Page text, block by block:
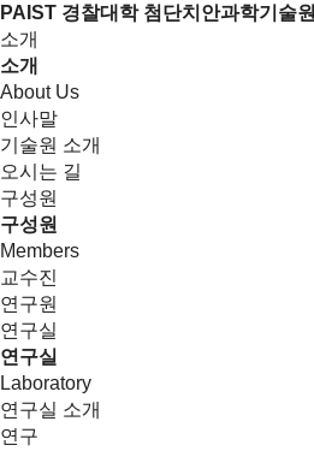
PAIST 경찰대학 첨단치안과학기술원
소개
소개
About Us
인사말
기술원 소개
오시는 길
구성원
구성원
Members
교수진
연구원
연구실
연구실
Laboratory
연구실 소개
연구